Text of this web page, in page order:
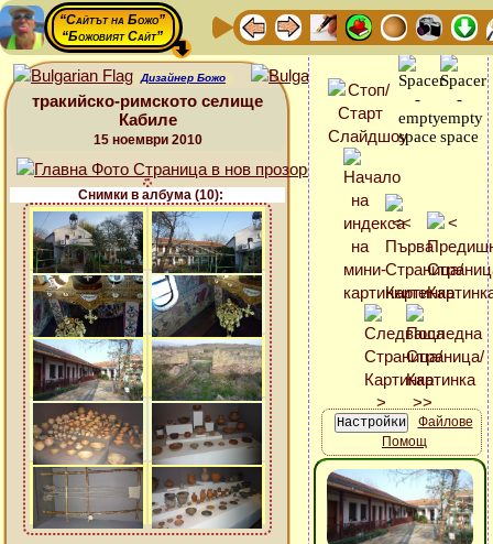
“Сайтът на Божо”
“Божовият Сайт”
Дизайнер Божо
тракийско-римското селище
Кабиле
15 ноември 2010
Снимки в албума (10):
Файлове
Помощ